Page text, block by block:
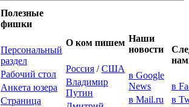
Полезные
фишки
Персональный
раздел
Рабочий стол
Анкета юзера
Страница
О ком пишем
Россия /США
Владимир
Путин
Наши
новости
в Google
News
в Mail.ru
в
в